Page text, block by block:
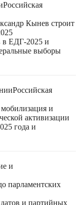
Российская
Кынев строит
в ЕДГ-2025 и
выборы
Российская
и
активизации
года и
и
парламентских
и партийных